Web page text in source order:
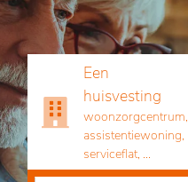
Een
huisvesting
woonzorgcentrum,
assistentiewoning,
serviceflat, ...